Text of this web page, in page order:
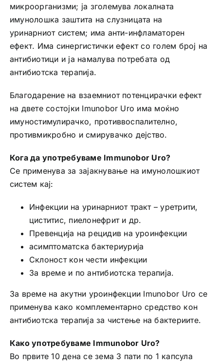
микроорганизми; ја зголемува локалната
имунолошка заштита на слузницата на
уринарниот систем; има анти-инфламаторен
ефект. Има синергистички ефект со голем број на
антибиотици и ја намалува потребата од
антибиотска терапија.
Благодарение на взаемниот потенцирачки ефект
на двете состојки Imunobor Uro има моќно
имуностимулирачко, противвоспалително,
противмикробно и смирувачко дејство.
Кога да употребуваме Immunobor Uro?
Се применува за зајакнување на имунолошкиот
систем кај:
Инфекции на уринарниот тракт – уретрити,
циститис, пиелонефрит и др.
Превенција на рецидив на уроинфекции
асимптоматска бактериурија
Склоност кон чести инфекции
За време и по антибиотска терапија.
За време на акутни уроинфекции Imunobor Uro се
применува како комплементарно средство кон
антибиотска терапија за чистење на бактериите.
Како употребуваме Immunobor Uro?
Во првите 10 дена се зема 3 пати по 1 капсула